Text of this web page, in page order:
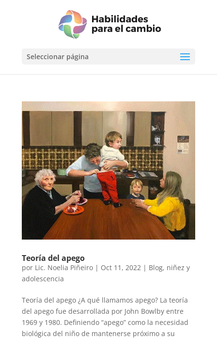
Seleccionar página
Teoría del apego
por Lic. Noelia Piñeiro| Oct 11, 2022| Blog, niñez y
adolescencia
Teoría del apego ¿A qué llamamos apego? La teoría
del apego fue desarrollada por John Bowlby entre
1969 y 1980. Definiendo “apego” como la necesidad
biológica del niño de mantenerse próximo a su